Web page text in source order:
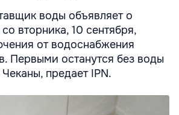
воды объявляет о
вторника, 10 сентября,
от водоснабжения
Первыми останутся без воды
предает IPN.